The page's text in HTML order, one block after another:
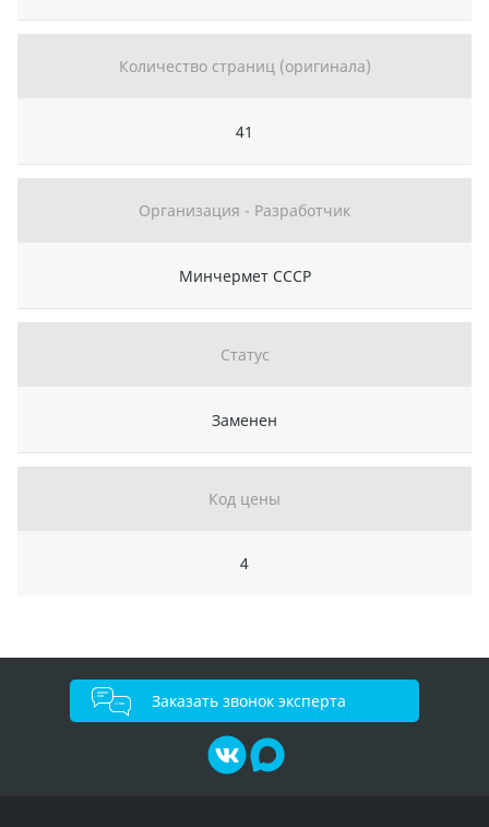
Количество страниц (оригинала)
41
Организация - Разработчик
Минчермет СССР
Статус
Заменен
Код цены
4
Заказать звонок эксперта